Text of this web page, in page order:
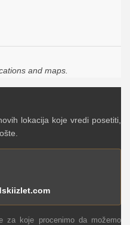
and maps.
lokacija koje vredi posetiti,
za koje procenimo da možemo